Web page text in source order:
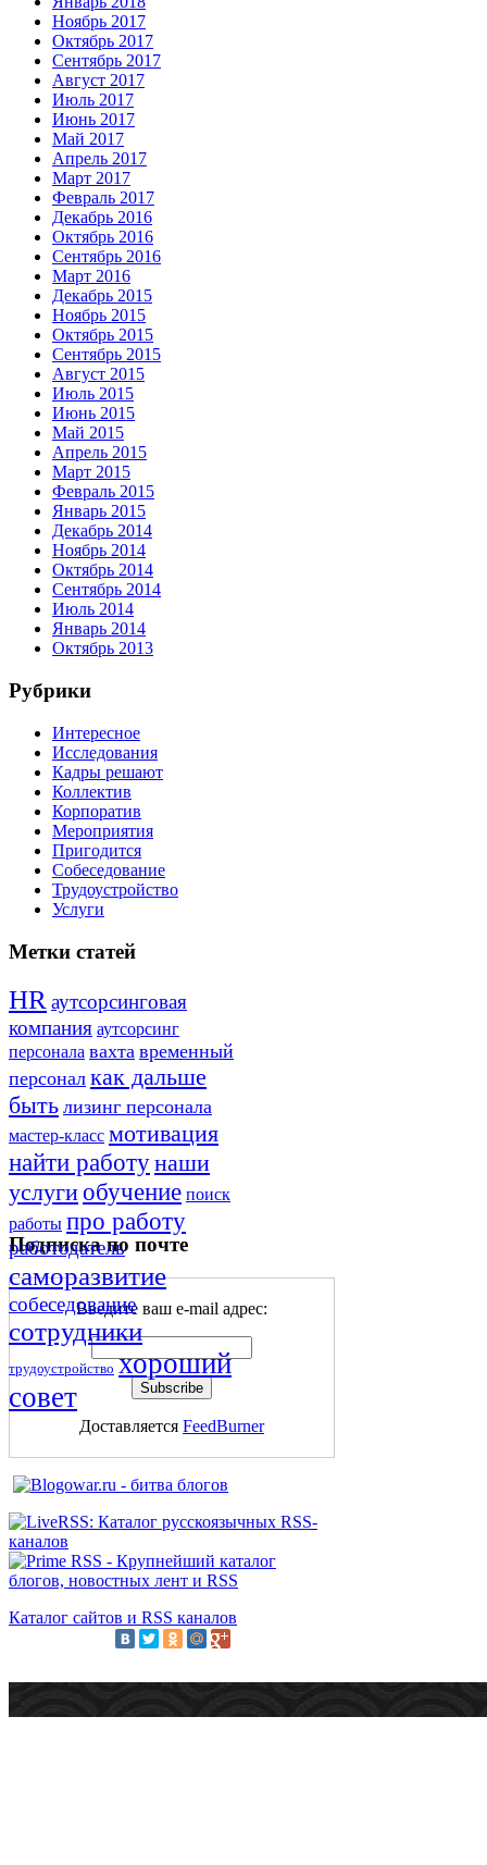
Ноябрь 2017
Октябрь 2017
Сентябрь 2017
Август 2017
Июль 2017
Июнь 2017
Май 2017
Апрель 2017
Март 2017
Февраль 2017
Декабрь 2016
Октябрь 2016
Сентябрь 2016
Март 2016
Декабрь 2015
Ноябрь 2015
Октябрь 2015
Сентябрь 2015
Август 2015
Июль 2015
Июнь 2015
Май 2015
Апрель 2015
Март 2015
Февраль 2015
Январь 2015
Декабрь 2014
Ноябрь 2014
Октябрь 2014
Сентябрь 2014
Июль 2014
Январь 2014
Октябрь 2013
Рубрики
Интересное
Исследования
Кадры решают
Коллектив
Корпоратив
Мероприятия
Пригодится
Собеседование
Трудоустройство
Услуги
Метки статей
HRаутсорсинговая
компания аутсорсинг
персонала вахта временный
персонал как дальше
быть лизинг персонала
мастер-класс мотивация
найти работунаши
услугиобучение поиск
работы про работу
работодатель
саморазвитие
собеседование
сотрудники
трудоустройство хороший
совет
Подписка по почте
Введите ваш e-mail адрес:
Доставляется FeedBurner
Каталог сайтов и RSS каналов